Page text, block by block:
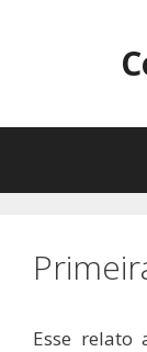
Esse relato